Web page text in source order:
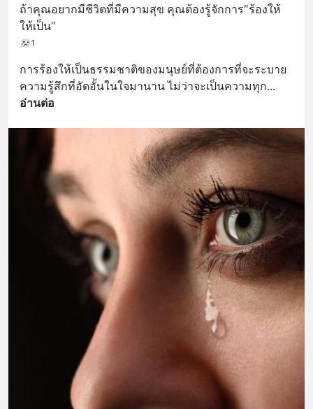
ถ้าคุณอยากมีชีวิตที่มีความสุข คุณต้องรู้จักการ"ร้องให้
ให้เป็น"
1
การร้องให้เป็นธรรมชาติของมนุษย์ที่ต้องการที่จะระบาย
ความรู้สึกที่อัดอั้นในใจมานาน ไม่ว่าจะเป็นความทุก
อ่านต่อ